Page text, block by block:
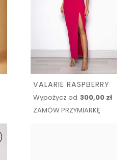
VALARIE RASPBERRY
Wypożycz od 300,00 zł
ZAMÓW PRZYMIARKĘ